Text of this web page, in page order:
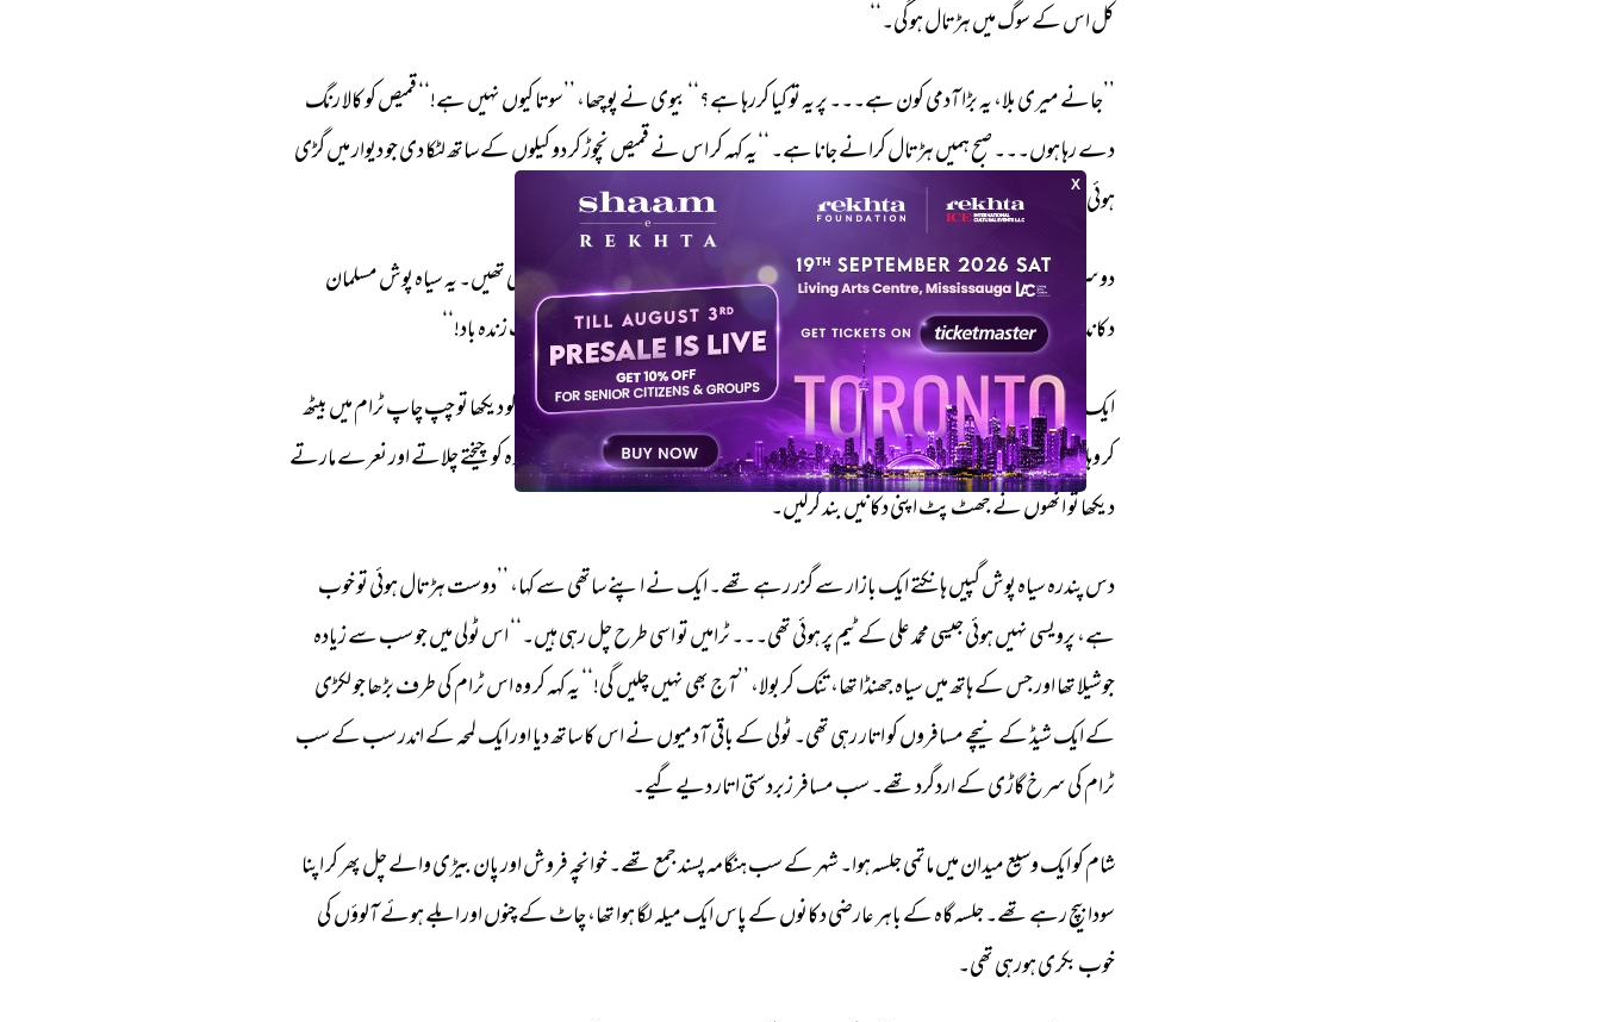
کل اس کے سوگ میں ہڑتال ہوگی۔‘‘
’’جانے میری بلا، یہ بڑا آدمی کون ہے۔۔۔ پر یہ تو کیا کررہا ہے؟‘‘ بیوی نے پوچھا، ’’سوتا کیوں نہیں ہے!‘‘ قمیص کو کالا رنگ
دے رہا ہوں۔۔۔ صبح ہمیں ہڑتال کرانے جانا ہے۔ ‘‘یہ کہہ کر اس نے قمیص نچوڑ کر دو کیلوں کے ساتھ لٹکا دی جو دیوار میں گڑی
ہوئی تھیں۔
دوسرے روز صبح کو سیاہ پوش مسلمانوں کی ٹولیاں کالے جھنڈے لیے بازاروں میں چکر لگا رہی تھیں۔ یہ سیاہ پوش مسلمان
دکانداروں کی دکانیں بند کرارہے تھے اور یہ نعرے لگا رہے تھے، ’’انقلاب زندہ باد۔انقلاب زندہ باد!‘‘
ایک ہندو نے جو اپنی دکان کھولنے کے لیے جارہا تھا یہ نعرے سنے اور نعرے لگانے والوں کو دیکھا تو چپ چاپ ٹرام میں بیٹھ
کر وہاں سے کھسک گیا۔ دوسرے ہندو اور پارسی دکانداروں نے جب مسلمانوں کے ایک گروہ کو چیختے چلاتے اور نعرے مارتے
دیکھا تو انھوں نے جھٹ پٹ اپنی دکانیں بند کرلیں۔
دس پندرہ سیاہ پوش گپیں ہانکتے ایک بازار سے گزر رہے تھے۔ ایک نے اپنے ساتھی سے کہا، ’’دوست ہڑتال ہوئی تو خوب
ہے، پرویسی نہیں ہوئی جیسی محمد علی کے ٹیم پر ہوئی تھی۔۔۔ ٹرامیں تو اسی طرح چل رہی ہیں۔‘‘ اس ٹولی میں جو سب سے زیادہ
جوشیلا تھا اور جس کے ہاتھ میں سیاہ جھنڈا تھا، تنک کر بولا، ’’آج بھی نہیں چلیں گی!‘‘ یہ کہہ کر وہ اس ٹرام کی طرف بڑھا جو لکڑی
کے ایک شیڈ کے نیچے مسافروں کو اتار رہی تھی۔ ٹولی کے باقی آدمیوں نے اس کا ساتھ دیا اور ایک لمحہ کے اندر سب کے سب
ٹرام کی سرخ گاڑی کے اردگرد تھے۔ سب مسافر زبردستی اتار دیےگیے۔
شام کو ایک وسیع میدان میں ماتمی جلسہ ہوا۔ شہر کے سب ہنگامہ پسند جمع تھے۔ خوانچہ فروش اور پان بیڑی والے چل پھر کر اپنا
سودا بیچ رہے تھے۔ جلسہ گاہ کے باہر عارضی دکانوں کے پاس ایک میلہ لگا ہوا تھا، چاٹ کے چنوں اور ابلے ہوئے آلوؤں کی
خوب بکری ہورہی تھی۔